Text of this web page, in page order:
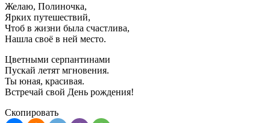
Желаю, Полиночка,
Ярких путешествий,
Чтоб в жизни была счастлива,
Нашла своё в ней место.
Цветными серпантинами
Пускай летят мгновения.
Ты юная, красивая.
Встречай свой День рождения!
Скопировать